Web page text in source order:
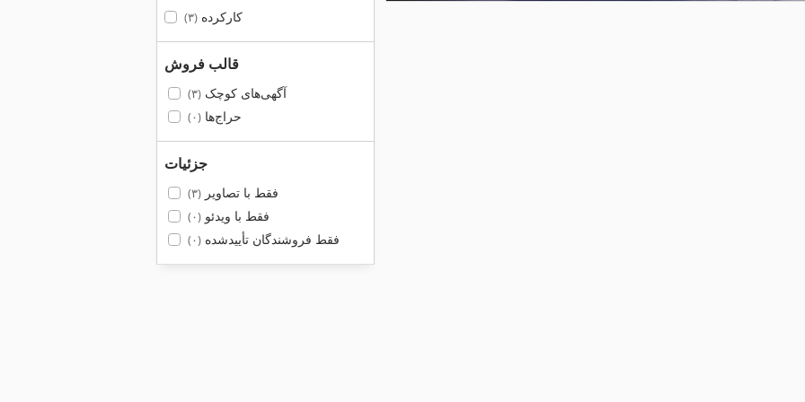
کارکرده(۳)
قالب فروش
آگهی‌های کوچک(۳)
حراج‌ها(۰)
جزئیات
فقط با تصاویر(۳)
فقط با ویدئو(۰)
فقط فروشندگان تأییدشده(۰)